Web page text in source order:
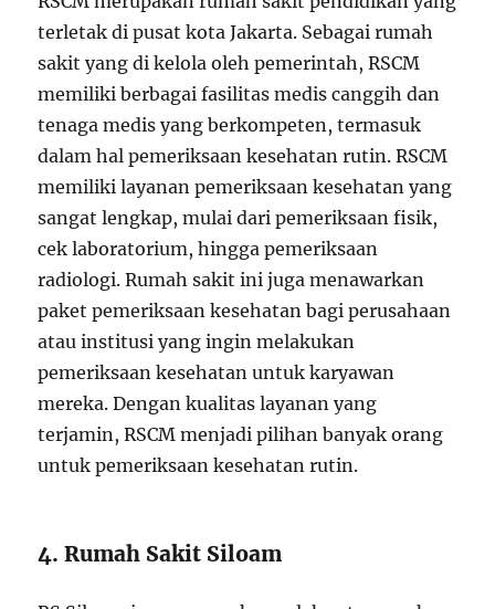
terletak di pusat kota Jakarta. Sebagai rumah
sakit yang di kelola oleh pemerintah, RSCM
memiliki berbagai fasilitas medis canggih dan
tenaga medis yang berkompeten, termasuk
dalam hal pemeriksaan kesehatan rutin. RSCM
memiliki layanan pemeriksaan kesehatan yang
sangat lengkap, mulai dari pemeriksaan fisik,
cek laboratorium, hingga pemeriksaan
radiologi. Rumah sakit ini juga menawarkan
paket pemeriksaan kesehatan bagi perusahaan
atau institusi yang ingin melakukan
pemeriksaan kesehatan untuk karyawan
mereka. Dengan kualitas layanan yang
terjamin, RSCM menjadi pilihan banyak orang
untuk pemeriksaan kesehatan rutin.
4. Rumah Sakit Siloam